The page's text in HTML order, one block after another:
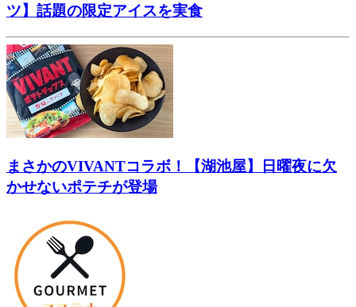
ツ】話題の限定アイスを実食
まさかのVIVANTコラボ！【湖池屋】日曜夜に欠
かせないポテチが登場